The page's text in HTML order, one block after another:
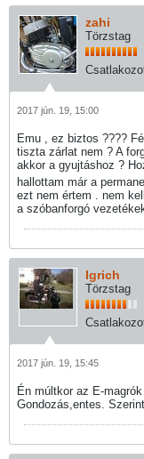
zahi
Törzstag
2017 jún. 19, 15:00
Emu , ez biztos ????
tiszta zárlat nem ? A
akkor a gyujtáshoz ?
hallottam már a
ezt nem értem . nem
a szóbanforgó
Igrich
Törzstag
2017 jún. 19, 15:45
Én múltkor az E-
Gondozás,entes.